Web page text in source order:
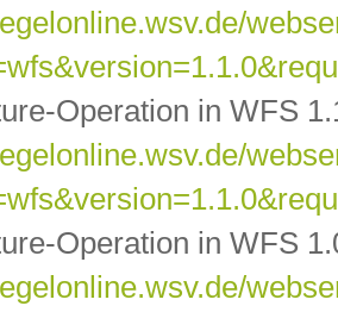
Operation in WFS
Operation in WFS